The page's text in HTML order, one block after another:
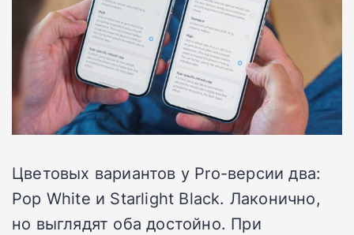
Цветовых вариантов у Pro-версии два:
Pop White и Starlight Black. Лаконично,
но выглядят оба достойно. При